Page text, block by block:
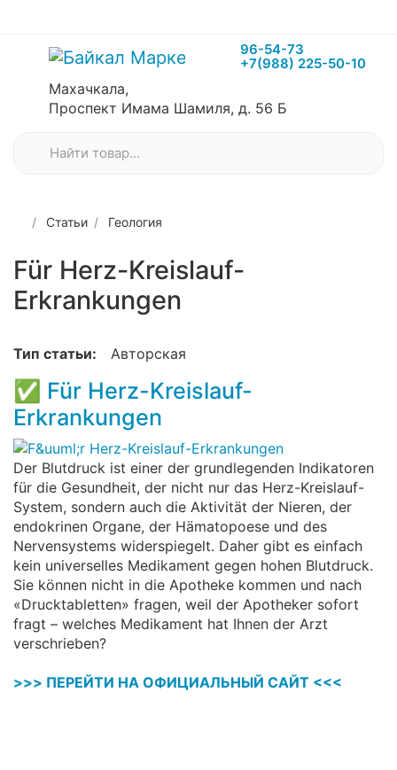
96-54-73
+7(988) 225-50-10
Махачкала,
Проспект Имама Шамиля, д. 56 Б
Статьи Геология
Für Herz-Kreislauf-
Erkrankungen
Тип статьи: Авторская
✅ Für Herz-Kreislauf-
Erkrankungen
Der Blutdruck ist einer der grundlegenden Indikatoren
für die Gesundheit, der nicht nur das Herz-Kreislauf-
System, sondern auch die Aktivität der Nieren, der
endokrinen Organe, der Hämatopoese und des
Nervensystems widerspiegelt. Daher gibt es einfach
kein universelles Medikament gegen hohen Blutdruck.
Sie können nicht in die Apotheke kommen und nach
«Drucktabletten» fragen, weil der Apotheker sofort
fragt – welches Medikament hat Ihnen der Arzt
verschrieben?
>>> ПЕРЕЙТИ НА ОФИЦИАЛЬНЫЙ САЙТ <<<